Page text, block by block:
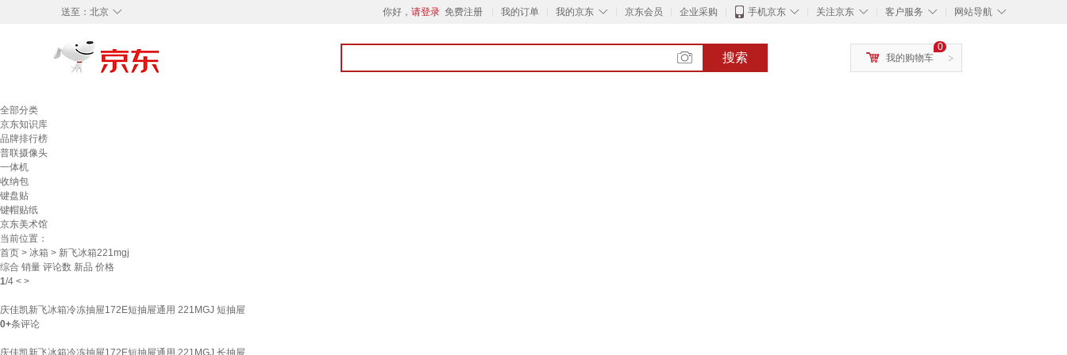
◇
送至： 北京 你好， 请登录 免费注册 我的订单 ◇
我的京东 京东会员 企业采购 ◇
手机京东 ◇
关注京东 ◇
客户服务 ◇
网站导航
搜索 >
0
我的购物车
全部分类
京东知识库
品牌排行榜
普联摄像头
一体机
收纳包
键盘贴
键帽贴纸
京东美术馆
当前位置：
首页 > 冰箱 > 新飞冰箱221mgj
综合 销量 评论数 新品 价格
1/4 < >
庆佳凯新飞冰箱冷冻抽屉172E短抽屉通用 221MGJ 短抽屉
0+条评论
庆佳凯新飞冰箱冷冻抽屉172E短抽屉通用 221MGJ 长抽屉